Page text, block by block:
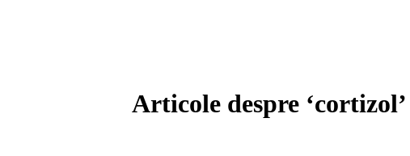
Articole despre ‘cortizol’